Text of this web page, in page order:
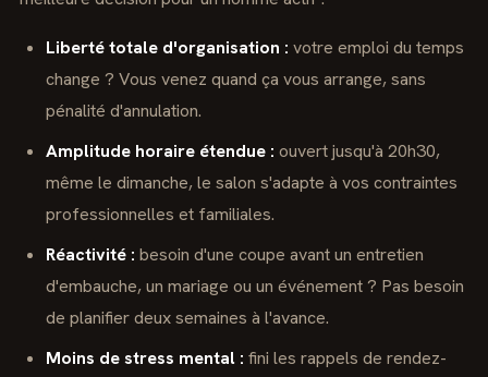
Liberté totale d'organisation : votre emploi du temps
change ? Vous venez quand ça vous arrange, sans
pénalité d'annulation.
Amplitude horaire étendue : ouvert jusqu'à 20h30,
même le dimanche, le salon s'adapte à vos contraintes
professionnelles et familiales.
Réactivité : besoin d'une coupe avant un entretien
d'embauche, un mariage ou un événement ? Pas besoin
de planifier deux semaines à l'avance.
Moins de stress mental : fini les rappels de rendez-